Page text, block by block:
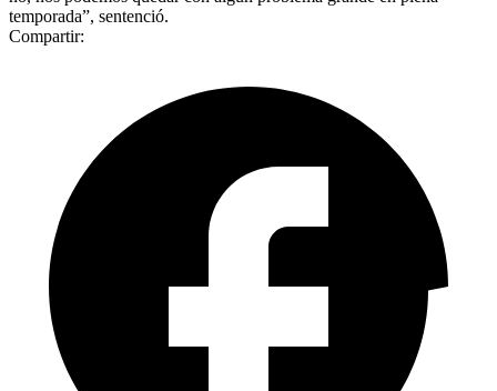
temporada”, sentenció.
Compartir: